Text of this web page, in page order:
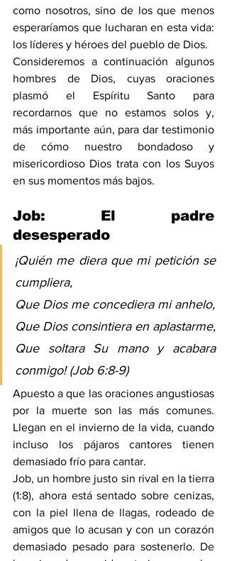
como nosotros, sino de los que menos
esperaríamos que lucharan en esta vida:
los líderes y héroes del pueblo de Dios.
Consideremos a continuación algunos
hombres de Dios, cuyas oraciones
plasmó el Espíritu Santo para
recordarnos que no estamos solos y,
más importante aún, para dar testimonio
de cómo nuestro bondadoso y
misericordioso Dios trata con los Suyos
en sus momentos más bajos.
Job: El padre
desesperado
¡Quién me diera que mi petición se
cumpliera,
Que Dios me concediera mi anhelo,
Que Dios consintiera en aplastarme,
Que soltara Su mano y acabara
conmigo! (Job 6:8-9)
Apuesto a que las oraciones angustiosas
por la muerte son las más comunes.
Llegan en el invierno de la vida, cuando
incluso los pájaros cantores tienen
demasiado frío para cantar.
Job, un hombre justo sin rival en la tierra
(1:8), ahora está sentado sobre cenizas,
con la piel llena de llagas, rodeado de
amigos que lo acusan y con un corazón
demasiado pesado para sostenerlo. De